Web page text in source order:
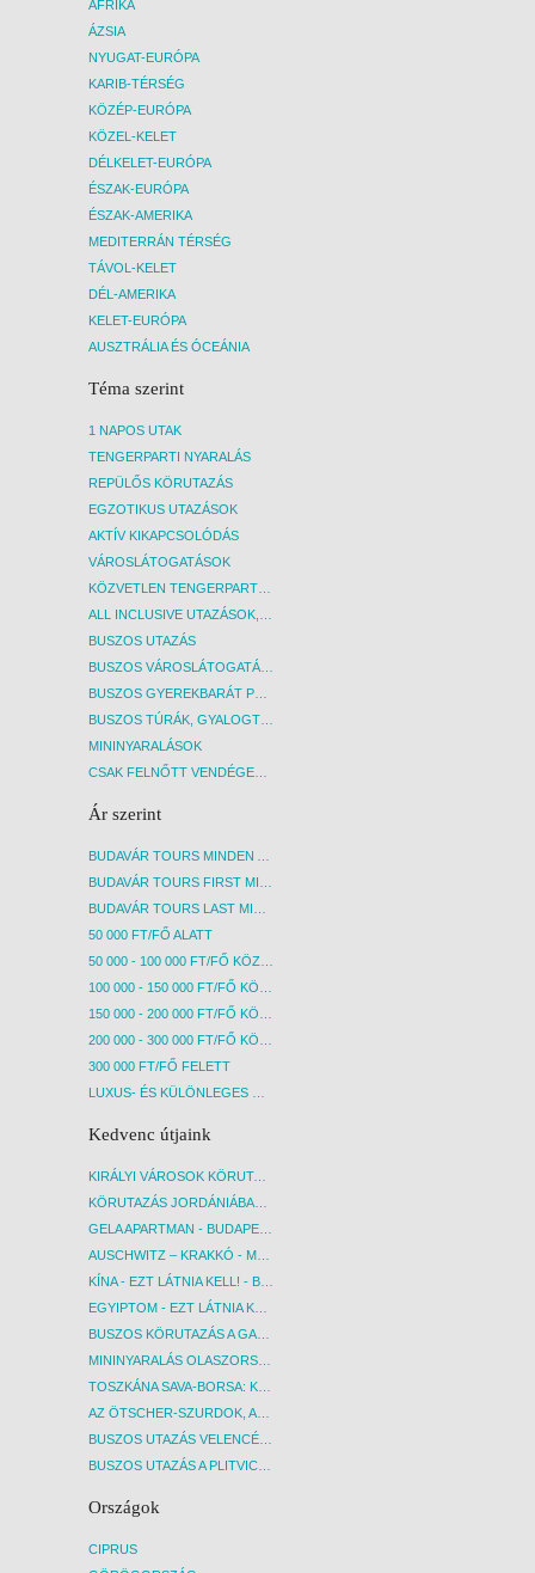
AFRIKA
ÁZSIA
NYUGAT-EURÓPA
KARIB-TÉRSÉG
KÖZÉP-EURÓPA
KÖZEL-KELET
DÉLKELET-EURÓPA
ÉSZAK-EURÓPA
ÉSZAK-AMERIKA
MEDITERRÁN TÉRSÉG
TÁVOL-KELET
DÉL-AMERIKA
KELET-EURÓPA
AUSZTRÁLIA ÉS ÓCEÁNIA
Téma szerint
1 NAPOS UTAK
TENGERPARTI NYARALÁS
REPÜLŐS KÖRUTAZÁS
EGZOTIKUS UTAZÁSOK
AKTÍV KIKAPCSOLÓDÁS
VÁROSLÁTOGATÁSOK
KÖZVETLEN TENGERPARTI SZÁLLÁSOK
ALL INCLUSIVE UTAZÁSOK, NYARALÁSOK
BUSZOS UTAZÁS
BUSZOS VÁROSLÁTOGATÁSOK
BUSZOS GYEREKBARÁT PROGRAMOK
BUSZOS TÚRÁK, GYALOGTÚRÁK
MININYARALÁSOK
CSAK FELNŐTT VENDÉGEKET FOGADÓ SZÁLLÁSOK
Ár szerint
BUDAVÁR TOURS MINDEN AKCIÓS ÚT
BUDAVÁR TOURS FIRST MINUTE AKCIÓS UTAK
BUDAVÁR TOURS LAST MINUTE AKCIÓS UTAK
50 000 FT/FŐ ALATT
50 000 - 100 000 FT/FŐ KÖZÖTT
100 000 - 150 000 FT/FŐ KÖZÖTT
150 000 - 200 000 FT/FŐ KÖZÖTT
200 000 - 300 000 FT/FŐ KÖZÖTT
300 000 FT/FŐ FELETT
LUXUS- ÉS KÜLÖNLEGES UTAK
Kedvenc útjaink
KIRÁLYI VÁROSOK KÖRUTAZÁS KÖZVETLEN REPÜLŐJÁRATTAL - BUDAPEST, REPÜLŐ
KÖRUTAZÁS JORDÁNIÁBAN, HOLT-TENGERI PIHENÉSSEL - BUDAPEST, REPÜLŐ
GELA APARTMAN - BUDAPEST, REPÜLŐ
AUSCHWITZ – KRAKKÓ - MEGRÁZÓ IDŐUTAZÁS! - BUDAPEST, BUSZ
KÍNA - EZT LÁTNIA KELL! - BUDAPEST, REPÜLŐ
EGYIPTOM - EZT LÁTNIA KELL! - BUDAPEST, REPÜLŐ
BUSZOS KÖRUTAZÁS A GARDA-TÓ KÖRNYÉKÉN - BUDAPEST, BUSZ
MININYARALÁS OLASZORSZÁGBAN: ÉSZAK-OLASZ GYÖNGYSZEMEK NYOMÁBAN - BUDAPEST, BUSZ
TOSZKÁNA SAVA-BORSA: KÓSTOLÓK ÉS KULTURÁLIS UTAZÁS - BUDAPEST, BUSZ
AZ ÖTSCHER-SZURDOK, AUSZTRIA GRAND CANYONJA - BUDAPEST, BUSZ
BUSZOS UTAZÁS VELENCÉBE - BUDAPEST, BUSZ
BUSZOS UTAZÁS A PLITVICEI-TAVAK NEMZETI PARKBA - BUDAPEST, BUSZ
Országok
CIPRUS